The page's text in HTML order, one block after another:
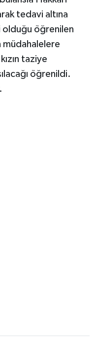
tedavi altına
olduğu öğrenilen
müdahalelere
taziye
öğrenildi.